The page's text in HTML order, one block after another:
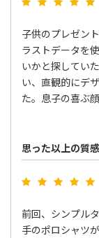
子供のプレゼン
ラストデータを
いかと探してい
い、直観的にデ
た。息子の喜ぶ
思った以上の質
前回、シンプル
手のポロシャツ